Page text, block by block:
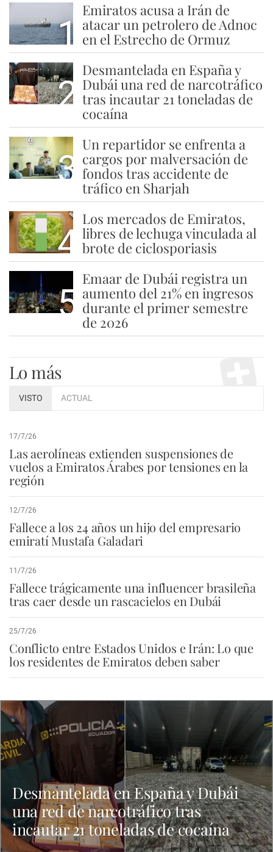
1
Emiratos acusa a Irán de
atacar un petrolero de Adnoc
en el Estrecho de Ormuz
2
Desmantelada en España y
Dubái una red de narcotráfico
tras incautar 21 toneladas de
cocaína
3
Un repartidor se enfrenta a
cargos por malversación de
fondos tras accidente de
tráfico en Sharjah
4
Los mercados de Emiratos,
libres de lechuga vinculada al
brote de ciclosporiasis
5
Emaar de Dubái registra un
aumento del 21% en ingresos
durante el primer semestre
de 2026
Lo más
VISTO ACTUAL
17/7/26
Las aerolíneas extienden suspensiones de
vuelos a Emiratos Árabes por tensiones en la
región
12/7/26
Fallece a los 24 años un hijo del empresario
emiratí Mustafa Galadari
11/7/26
Fallece trágicamente una influencer brasileña
tras caer desde un rascacielos en Dubái
25/7/26
Conflicto entre Estados Unidos e Irán: Lo que
los residentes de Emiratos deben saber
Desmantelada en España y Dubái
una red de narcotráfico tras
incautar 21 toneladas de cocaína